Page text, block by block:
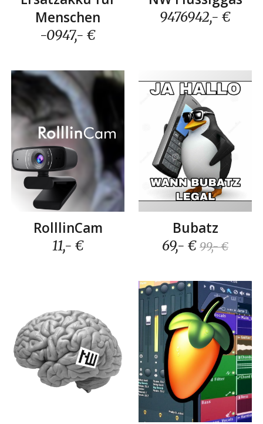
Menschen
-0947,- €
9476942,- €
RolllinCam
11,- €
Bubatz
69,- € 99,- €